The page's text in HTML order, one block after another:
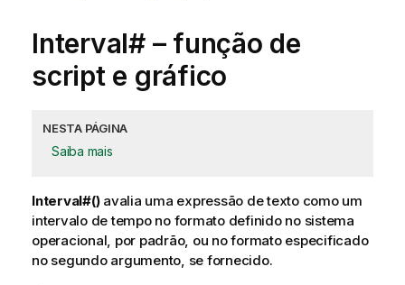
Interval# – função de
script e gráfico
NESTA PÁGINA
Saiba mais
Interval#()avalia uma expressão de texto como um
intervalo de tempo no formato definido no sistema
operacional, por padrão, ou no formato especificado
no segundo argumento, se fornecido.